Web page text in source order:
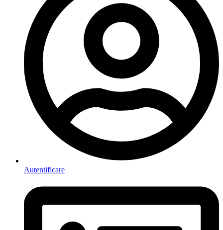
Autentificare